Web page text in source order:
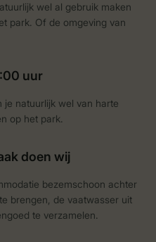
wel al gebruik maken
park. Of de omgeving van
je natuurlijk wel van harte
op het park.
bezemschoon achter
brengen, de vaatwasser uit
te verzamelen.